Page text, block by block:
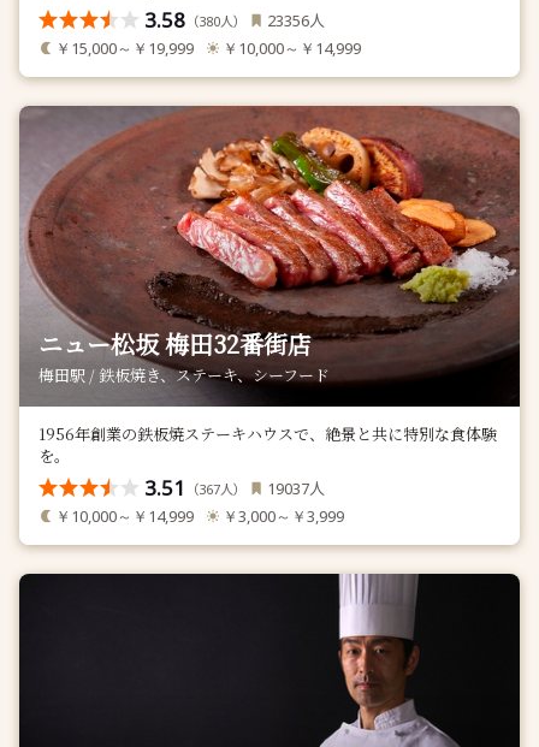
3.58 （380人） 23356人
￥15,000～￥19,999 ￥10,000～￥14,999
ニュー松坂 梅田32番街店
梅田駅 / 鉄板焼き、ステーキ、シーフード
1956年創業の鉄板焼ステーキハウスで、絶景と共に特別な食体験
を。
3.51 （367人） 19037人
￥10,000～￥14,999 ￥3,000～￥3,999